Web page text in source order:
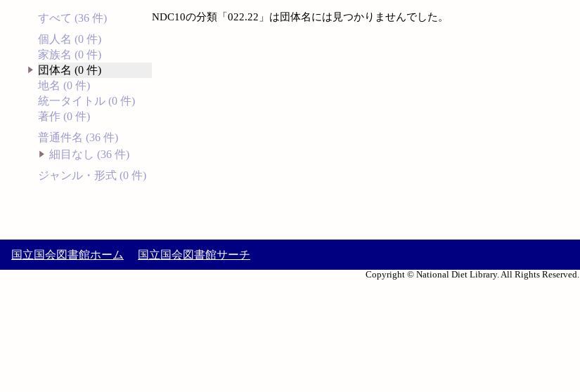
すべて (36 件)
個人名 (0 件)
家族名 (0 件)
団体名 (0 件)
地名 (0 件)
統一タイトル (0 件)
著作 (0 件)
普通件名 (36 件)
細目なし (36 件)
ジャンル・形式 (0 件)
NDC10の分類「022.22」は団体名には見つかりませんでした。
国立国会図書館ホーム 国立国会図書館サーチ
Copyright © National Diet Library. All Rights Reserved.